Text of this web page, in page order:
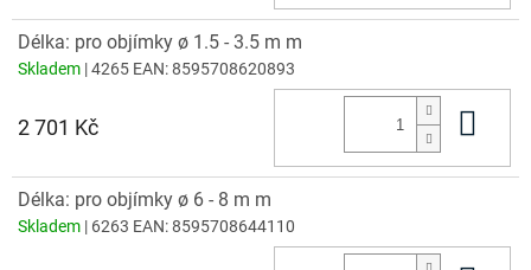
Délka: pro objímky ø 1.5 - 3.5 m m
Skladem | 4265 EAN:8595708620893
2 701 Kč
Délka: pro objímky ø 6 - 8 m m
Skladem | 6263 EAN:8595708644110